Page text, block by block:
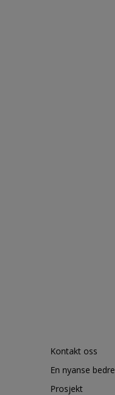
Kontakt oss
En nyanse bedre
Prosjekt